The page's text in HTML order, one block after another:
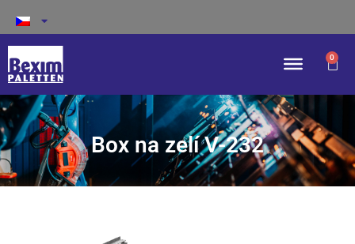
0
Box na zelí V-232